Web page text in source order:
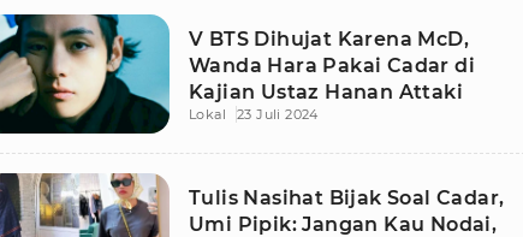
V BTS Dihujat Karena McD,
Wanda Hara Pakai Cadar di
Kajian Ustaz Hanan Attaki
Lokal 23 Juli 2024
Tulis Nasihat Bijak Soal Cadar,
Umi Pipik: Jangan Kau Nodai,